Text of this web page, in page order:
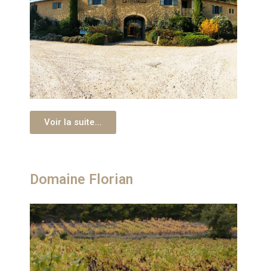
Voir la suite...
Domaine Florian​